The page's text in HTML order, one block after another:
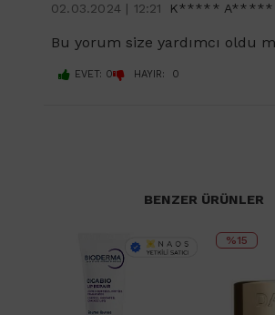
02.03.2024 | 12:21 K*****
Bu yorum size yardımcı oldu
EVET: 0 HAYIR: 0
BENZER ÜRÜNLER
%15